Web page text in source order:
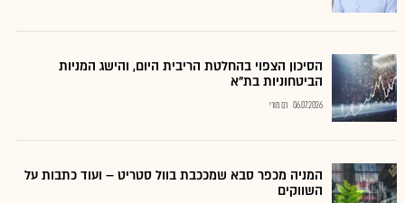
הסיכון הצפוי בהחלטת הריבית היום, והישג המניות
הביטחוניות בת"א
06.07.2026 רם מורי
המניה מכפר סבא שמככבת בוול סטריט – ועוד כתבות על
השווקים